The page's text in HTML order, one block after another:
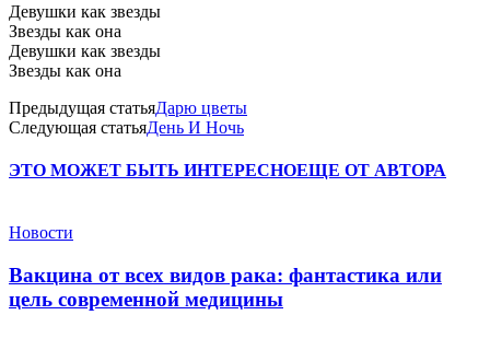
Девушки как звезды
Звезды как она
Девушки как звезды
Звезды как она
Предыдущая статьяДарю цветы
Следующая статьяДень И Ночь
ЭТО МОЖЕТ БЫТЬ ИНТЕРЕСНОЕЩЕ ОТ АВТОРА
Новости
Вакцина от всех видов рака: фантастика или
цель современной медицины